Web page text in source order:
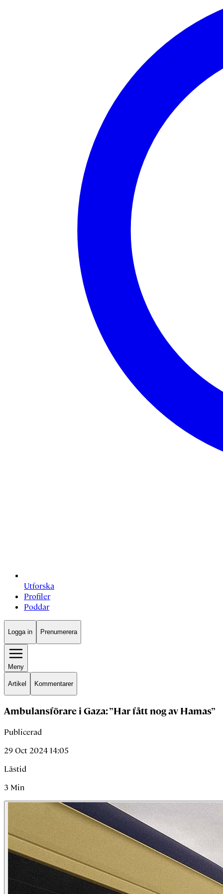
Utforska
Profiler
Poddar
Logga in Prenumerera
Meny
Artikel Kommentarer
Ambulansförare i Gaza: ”Har fått nog av Hamas”
Publicerad
29 Oct 2024 14:05
Lästid
3 Min